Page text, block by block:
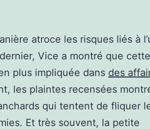
atroce les risques liés à
Vice a montré que cette
plus impliquée dans des
les plaintes recensées
qui tentent de fliquer
Et très souvent, la petite